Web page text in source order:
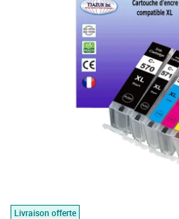
Livraison offerte